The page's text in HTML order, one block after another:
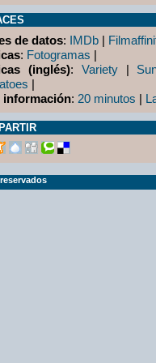
de datos: IMDb |
: Fotogramas |
(inglés): Variety|
|
información: 20 minutos |